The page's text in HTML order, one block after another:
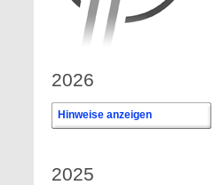
2026
Hinweise anzeigen
2025